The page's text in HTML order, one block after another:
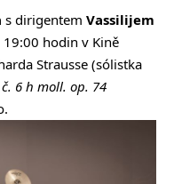
s dirigentem Vassilijem
hodin v Kině
Strausse (sólistka
6 h moll. op. 74